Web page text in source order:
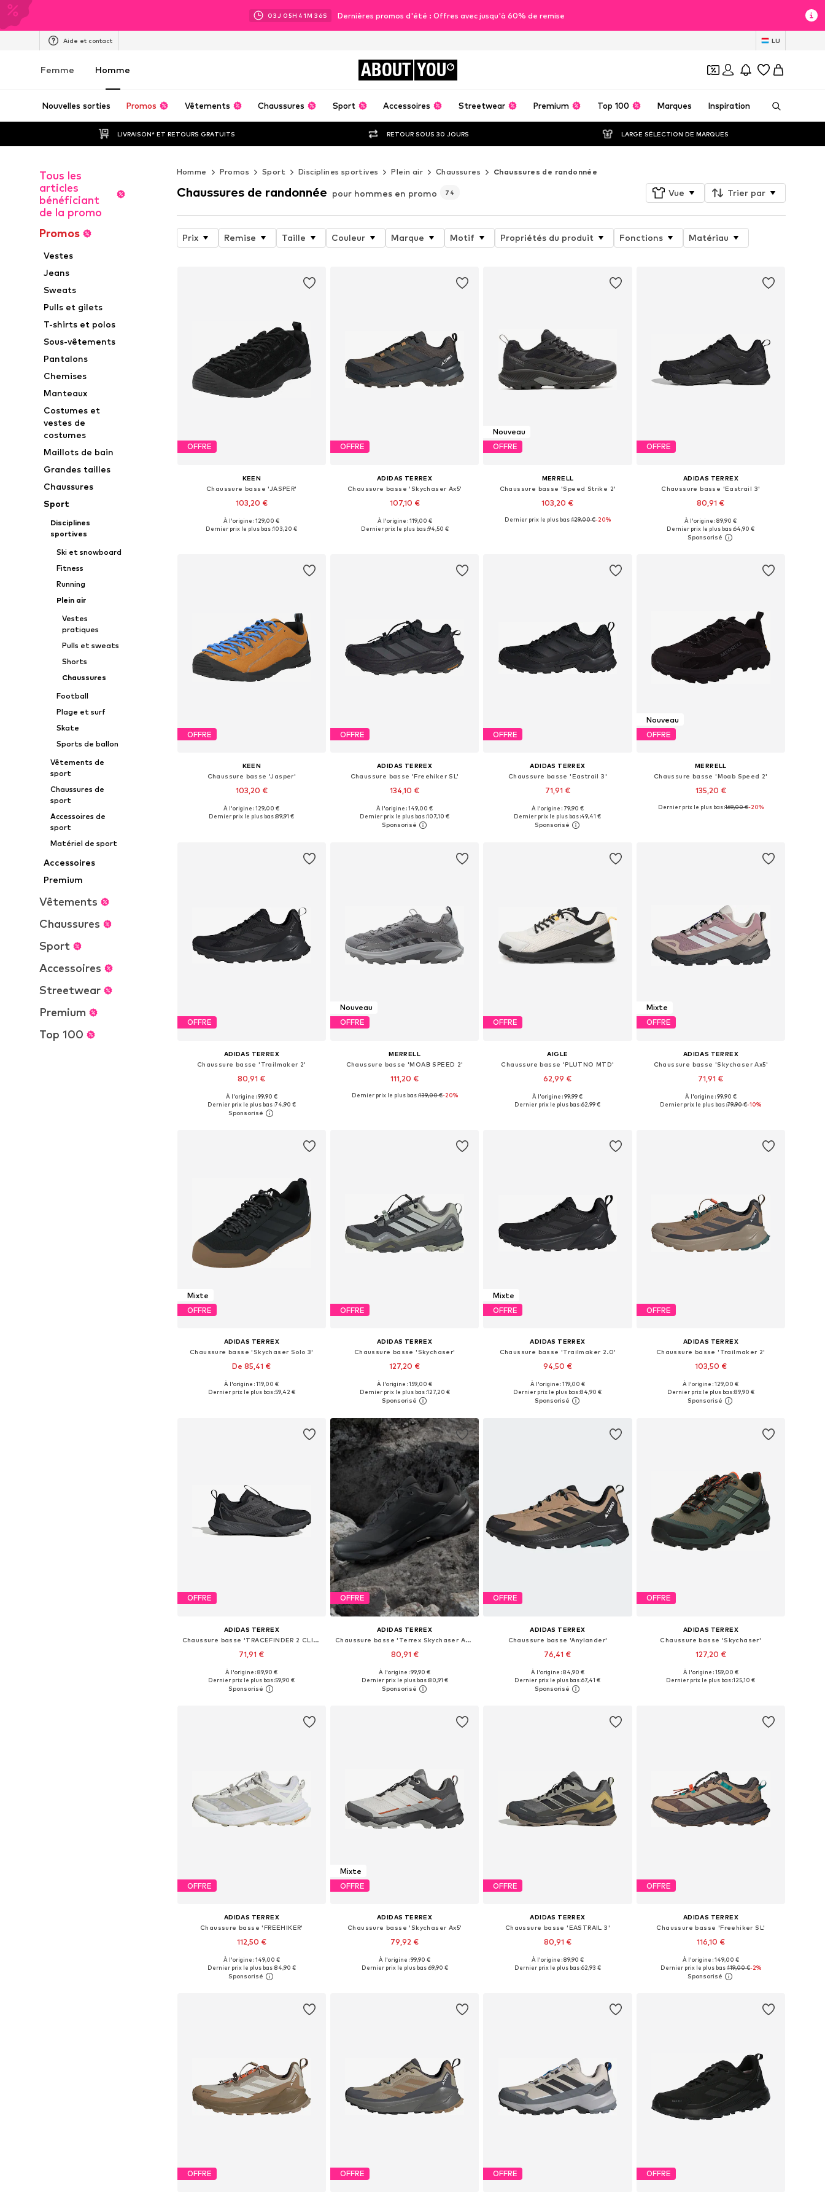
03J 05H 41M 35S Dernières promos d'été : Offres avec jusqu'à 60% de remise
Aide et contact LU
Femme Homme ABOUT YOU
Nouvelles sorties Promos Vêtements Chaussures Sport Accessoires Streetwear Premium Top 100 Marques Inspiration
LIVRAISON* ET RETOURS GRATUITS RETOUR SOUS 30 JOURS LARGE SÉLECTION DE MARQUES
Tous les
articles
bénéficiant
de la promo
Promos
Vestes
Jeans
Sweats
Pulls et gilets
T-shirts et polos
Sous-vêtements
Pantalons
Chemises
Manteaux
Costumes et
vestes de
costumes
Maillots de bain
Grandes tailles
Chaussures
Sport
Disciplines
sportives
Ski et snowboard
Fitness
Running
Plein air
Vestes
pratiques
Pulls et sweats
Shorts
Chaussures
Football
Plage et surf
Skate
Sports de ballon
Vêtements de
sport
Chaussures de
sport
Accessoires de
sport
Matériel de sport
Accessoires
Premium
Vêtements
Chaussures
Sport
Accessoires
Streetwear
Premium
Top 100
Homme Promos Sport Disciplines sportives Plein air Chaussures Chaussures de randonnée
Chaussures de randonnée pour hommes en promo 74 Vue Trier par
Prix Remise Taille Couleur Marque Motif Propriétés du produit Fonctions Matériau
OFFRE
KEEN
Chaussure basse 'JASPER'
103,20 €
Disponible en plusieurs tailles
À l'origine : 129,00 €
Dernier prix le plus bas :103,20 €
OFFRE
ADIDAS TERREX
Chaussure basse 'Skychaser Ax5'
107,10 €
Disponible en plusieurs tailles
À l'origine : 119,00 €
Dernier prix le plus bas :94,50 €
Nouveau
OFFRE
MERRELL
Chaussure basse 'Speed Strike 2'
103,20 €
Tailles disponibles: 43, 43,5, 44, 44,5, 45
Dernier prix le plus bas :129,00 €-20%
OFFRE
ADIDAS TERREX
Chaussure basse 'Eastrail 3'
80,91 €
+1
Disponible en plusieurs tailles
Ajouter au panier
À l'origine : 89,90 €
Dernier prix le plus bas :64,90 €
OFFRE
KEEN
Chaussure basse 'Jasper'
103,20 €
Tailles disponibles: 42, 43, 44, 44,5, 45, 46
À l'origine : 129,00 €
Dernier prix le plus bas :89,91 €
OFFRE
ADIDAS TERREX
Chaussure basse 'Freehiker SL'
134,10 €
+1
Disponible en plusieurs tailles
Ajouter au panier
À l'origine : 149,00 €
Dernier prix le plus bas :107,10 €
OFFRE
ADIDAS TERREX
Chaussure basse 'Eastrail 3'
71,91 €
Disponible en plusieurs tailles
Ajouter au panier
À l'origine : 79,90 €
Dernier prix le plus bas :49,41 €
Nouveau
OFFRE
MERRELL
Chaussure basse 'Moab Speed 2'
135,20 €
Disponible en plusieurs tailles
Dernier prix le plus bas :169,00 €-20%
OFFRE
ADIDAS TERREX
Chaussure basse 'Trailmaker 2'
80,91 €
Disponible en plusieurs tailles
Ajouter au panier
À l'origine : 99,90 €
Dernier prix le plus bas :74,90 €
Nouveau
OFFRE
MERRELL
Chaussure basse 'MOAB SPEED 2'
111,20 €
Disponible en plusieurs tailles
Dernier prix le plus bas :139,00 €-20%
OFFRE
AIGLE
Chaussure basse 'PLUTNO MTD'
62,99 €
Disponible en plusieurs tailles
À l'origine : 99,99 €
Dernier prix le plus bas :62,99 €
Mixte
OFFRE
ADIDAS TERREX
Chaussure basse 'Skychaser Ax5'
71,91 €
Tailles disponibles: 39-39,5, 40, 41-41,5
À l'origine : 99,90 €
Dernier prix le plus bas :79,90 €-10%
Mixte
OFFRE
ADIDAS TERREX
Chaussure basse 'Skychaser Solo 3'
De 85,41 €
Disponible en plusieurs tailles
À l'origine : 119,00 €
Dernier prix le plus bas :59,42 €
OFFRE
ADIDAS TERREX
Chaussure basse 'Skychaser'
127,20 €
Disponible en plusieurs tailles
Ajouter au panier
À l'origine : 159,00 €
Dernier prix le plus bas :127,20 €
Mixte
OFFRE
ADIDAS TERREX
Chaussure basse 'Trailmaker 2.0'
94,50 €
Disponible en plusieurs tailles
Ajouter au panier
À l'origine : 119,00 €
Dernier prix le plus bas :84,90 €
OFFRE
ADIDAS TERREX
Chaussure basse 'Trailmaker 2'
103,50 €
Disponible en plusieurs tailles
Ajouter au panier
À l'origine : 129,00 €
Dernier prix le plus bas :89,90 €
OFFRE
ADIDAS TERREX
Chaussure basse 'TRACEFINDER 2 CLIMA'
71,91 €
Disponible en plusieurs tailles
Ajouter au panier
À l'origine : 89,90 €
Dernier prix le plus bas :59,90 €
OFFRE
ADIDAS TERREX
Chaussure basse 'Terrex Skychaser AX5'
80,91 €
+3
Disponible en plusieurs tailles
Ajouter au panier
À l'origine : 99,90 €
Dernier prix le plus bas :80,91 €
OFFRE
ADIDAS TERREX
Chaussure basse 'Anylander'
76,41 €
Disponible en plusieurs tailles
Ajouter au panier
À l'origine : 84,90 €
Dernier prix le plus bas :67,41 €
OFFRE
ADIDAS TERREX
Chaussure basse 'Skychaser'
127,20 €
Disponible en plusieurs tailles
À l'origine : 159,00 €
Dernier prix le plus bas :125,10 €
OFFRE
ADIDAS TERREX
Chaussure basse 'FREEHIKER'
112,50 €
+1
Disponible en plusieurs tailles
Ajouter au panier
À l'origine : 149,00 €
Dernier prix le plus bas :84,90 €
Mixte
OFFRE
ADIDAS TERREX
Chaussure basse 'Skychaser Ax5'
79,92 €
Disponible en plusieurs tailles
À l'origine : 99,90 €
Dernier prix le plus bas :69,90 €
OFFRE
ADIDAS TERREX
Chaussure basse 'EASTRAIL 3'
80,91 €
+1
Disponible en plusieurs tailles
À l'origine : 89,90 €
Dernier prix le plus bas :62,93 €
OFFRE
ADIDAS TERREX
Chaussure basse 'Freehiker SL'
116,10 €
+1
Disponible en plusieurs tailles
Ajouter au panier
À l'origine : 149,00 €
Dernier prix le plus bas :119,00 €-2%
OFFRE OFFRE OFFRE OFFRE